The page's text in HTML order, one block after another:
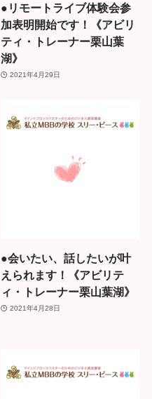
●リモートライブ体験会参
加表明開始です！《アビリ
ティ・トレーナー栗山葉
湖》
2021年4月29日
●会いたい、話したいが叶
えられます！《アビリテ
ィ・トレーナー栗山葉湖》
2021年4月28日